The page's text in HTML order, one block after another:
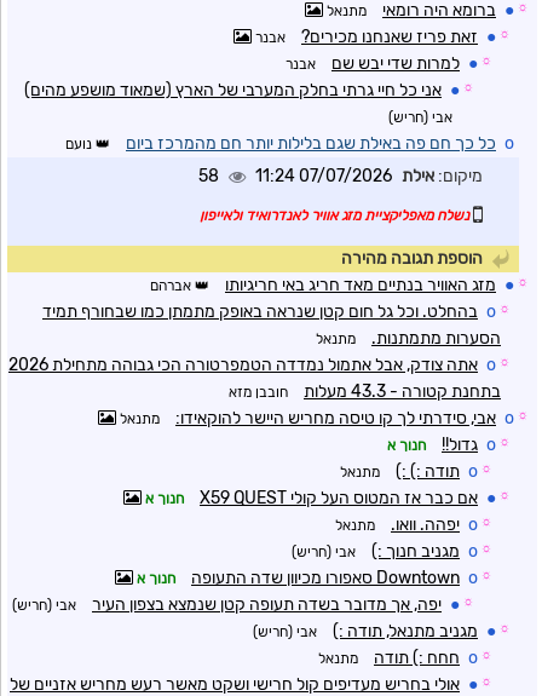
☼
● ברומא היה רומאי מתנאל
☼
● זאת פריז שאנחנו מכירים? אבנר
☼
● למרות שדי יבש שם אבנר
☼
● אני כל חיי גרתי בחלק המערבי של הארץ (שמאוד מושפע מהים)
אבי (חריש)
o כל כך חם פה באילת שגם בלילות יותר חם מהמרכז ביום נועם
מיקום: אילת 07/07/2026 11:24
58
נשלח מאפליקציית מזג אוויר לאנדרואיד ולאייפון
הוספת תגובה מהירה
☼
● מזג האוויר בנתיים מאד חריג באי חריגיותו אברהם
☼
o בהחלט. וכל גל חום קטן שנראה באופק מתמתן כמו שבחורף תמיד
הסערות מתמתנות.
מתנאל
☼
o
אתה צודק, אבל אתמול נמדדה הטמפרטורה הכי גבוהה מתחילת 2026
בתחנת קטורה - 43.3 מעלות
חובבן מזא
☼
o אבי, סידרתי לך קו טיסה מחריש היישר להוקאידו: מתנאל
☼
o גדול!! חנוך א
☼
o תודה :) :) מתנאל
☼
● אם כבר אז המטוס העל קולי X59 QUEST חנוך א
☼
o יפהה. וואו. מתנאל
☼
o מגניב חנוך :) אבי (חריש)
☼
o Downtown סאפורו מכיוון שדה התעופה חנוך א
☼
● יפה, אך מדובר בשדה תעופה קטן שנמצא בצפון העיר אבי (חריש)
☼
● מגניב מתנאל, תודה :) אבי (חריש)
☼
o חחח :) תודה מתנאל
☼
● אולי בחריש מעדיפים קול חרישי ושקט מאשר רעש מחריש אזניים של